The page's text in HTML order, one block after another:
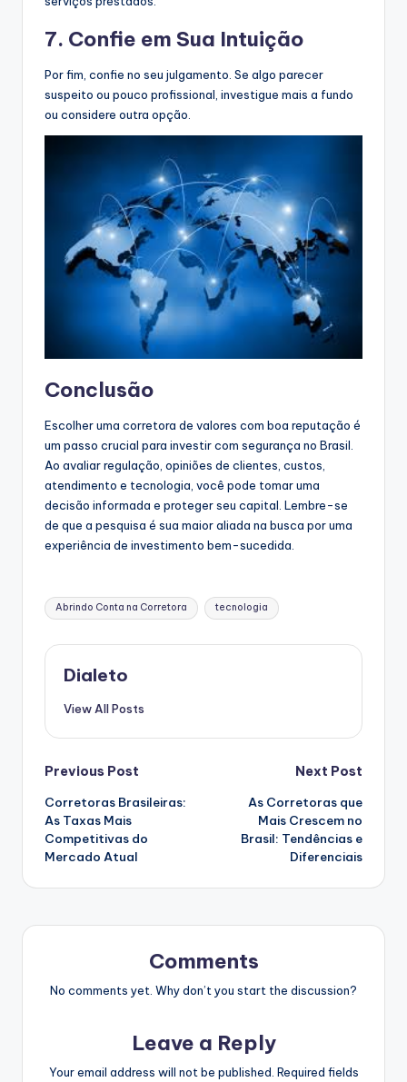
7. Confie em Sua Intuição
Por fim, confie no seu julgamento. Se algo parecer
suspeito ou pouco profissional, investigue mais a fundo
ou considere outra opção.
Conclusão
Escolher uma corretora de valores com boa reputação é
um passo crucial para investir com segurança no Brasil.
Ao avaliar regulação, opiniões de clientes, custos,
atendimento e tecnologia, você pode tomar uma
decisão informada e proteger seu capital. Lembre-se
de que a pesquisa é sua maior aliada na busca por uma
experiência de investimento bem-sucedida.
Tags:
Abrindo Conta na Corretora tecnologia
Dialeto
View All Posts
Post
navigation
Previous Post
Corretoras Brasileiras:
As Taxas Mais
Competitivas do
Mercado Atual
Next Post
As Corretoras que
Mais Crescem no
Brasil: Tendências e
Diferenciais
Comments
No comments yet. Why don’t you start the discussion?
Leave a Reply
Your email address will not be published. Required fields